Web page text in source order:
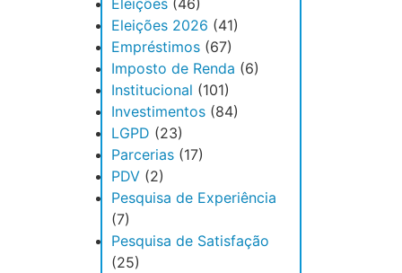
Eleições (46)
Eleições 2026 (41)
Empréstimos (67)
Imposto de Renda (6)
Institucional (101)
Investimentos (84)
LGPD (23)
Parcerias (17)
PDV (2)
Pesquisa de Experiência
(7)
Pesquisa de Satisfação
(25)